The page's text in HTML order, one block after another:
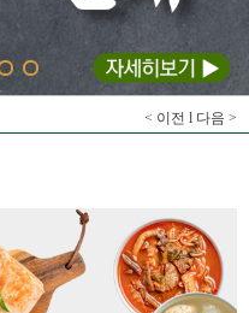
< 이전 l 다음 >